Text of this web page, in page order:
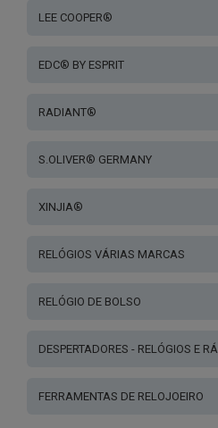
LEE COOPER®
EDC® BY ESPRIT
RADIANT®
S.OLIVER® GERMANY
XINJIA®
RELÓGIOS VÁRIAS MARCAS
RELÓGIO DE BOLSO
DESPERTADORES - RELÓGIOS E
FERRAMENTAS DE RELOJOEIRO